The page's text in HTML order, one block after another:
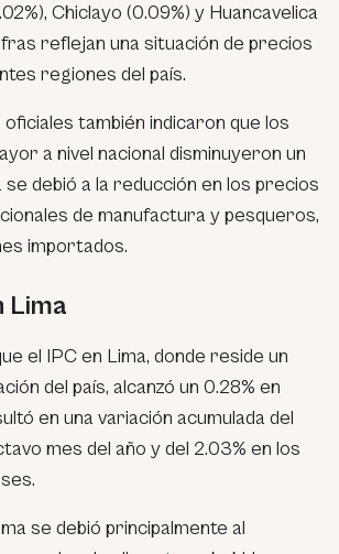
Chiclayo (0.09%) y Huancavelica
reflejan una situación de precios
regiones del país.
también indicaron que los
a nivel nacional disminuyeron un
se debió a la reducción en los precios
de manufactura y pesqueros,
importados.
Lima
el IPC en Lima, donde reside un
del país, alcanzó un 0.28% en
en una variación acumulada del
mes del año y del 2.03% en los
se debió principalmente al